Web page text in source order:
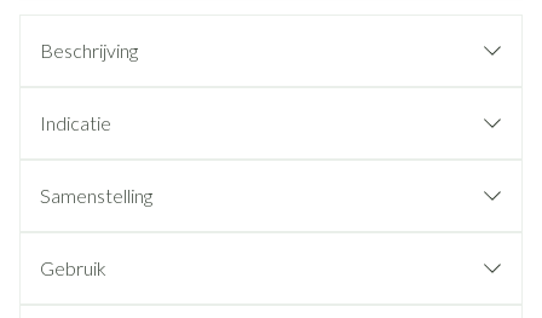
Beschrijving
Indicatie
Samenstelling
Gebruik